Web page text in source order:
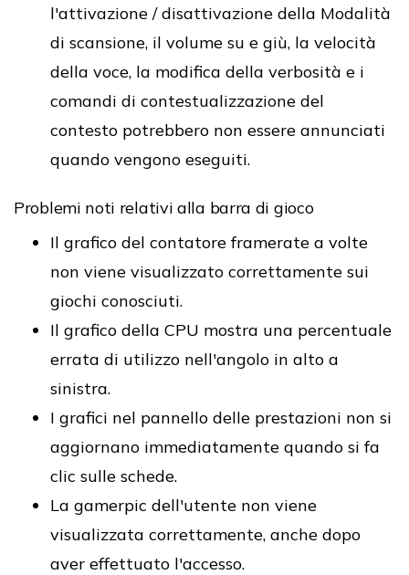
l'attivazione / disattivazione della Modalità
di scansione, il volume su e giù, la velocità
della voce, la modifica della verbosità e i
comandi di contestualizzazione del
contesto potrebbero non essere annunciati
quando vengono eseguiti.
Problemi noti relativi alla barra di gioco
Il grafico del contatore framerate a volte
non viene visualizzato correttamente sui
giochi conosciuti.
Il grafico della CPU mostra una percentuale
errata di utilizzo nell'angolo in alto a
sinistra.
I grafici nel pannello delle prestazioni non si
aggiornano immediatamente quando si fa
clic sulle schede.
La gamerpic dell'utente non viene
visualizzata correttamente, anche dopo
aver effettuato l'accesso.